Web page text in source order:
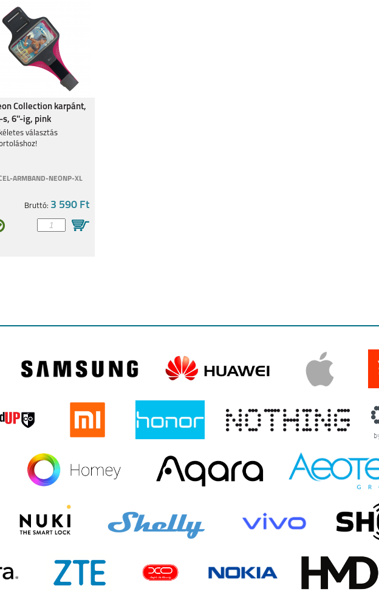
G05
G84 5G MOTOROLA G54 5G
Collection karpánt,
s, 6''-ig, pink
választás
ARMBAND-NEONP-XL
Bruttó: 3 590 Ft